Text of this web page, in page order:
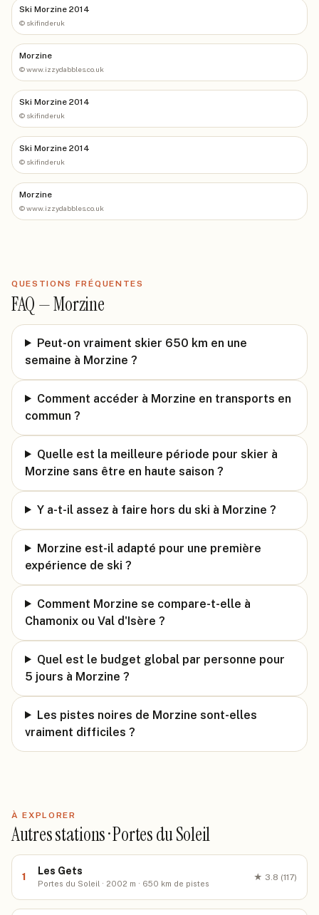
Ski Morzine 2014
© skifinderuk
Morzine
©www.izzydabbles.co.uk
Ski Morzine 2014
© skifinderuk
Ski Morzine 2014
© skifinderuk
Morzine
©www.izzydabbles.co.uk
QUESTIONS FRÉQUENTES
FAQ —Morzine
Peut-on vraiment skier 650 km en une
semaine à Morzine ?
Comment accéder à Morzine en transports en
commun ?
Quelle est la meilleure période pour skier à
Morzine sans être en haute saison ?
Y a-t-il assez à faire hors du ski à Morzine ?
Morzine est-il adapté pour une première
expérience de ski ?
Comment Morzine se compare-t-elle à
Chamonix ou Val d'Isère ?
Quel est le budget global par personne pour
5 jours à Morzine ?
Les pistes noires de Morzine sont-elles
vraiment difficiles ?
À EXPLORER
Autres stations · Portes du Soleil
1
Les Gets
Portes du Soleil · 2002 m · 650 km de pistes
★ 3.8 (117)